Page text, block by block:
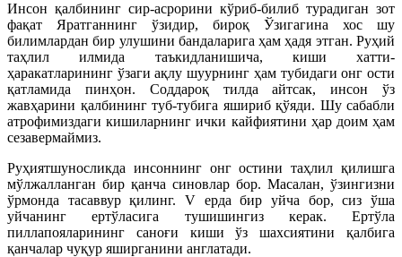
Инсон қалбининг сир-асрорини кўриб-билиб турадиган зот
фақат Яратганнинг ўзидир, бироқ Ўзигагина хос шу
билимлардан бир улушини бандаларига ҳам ҳадя этган. Руҳий
таҳлил илмида таъкидланишича, киши хатти-
ҳаракатларининг ўзаги ақлу шуурнинг ҳам тубидаги онг ости
қатламида пинҳон. Соддароқ тилда айтсак, инсон ўз
жавҳарини қалбининг туб-тубига яшириб қўяди. Шу сабабли
атрофимиздаги кишиларнинг ички кайфиятини ҳар доим ҳам
сезавермаймиз.
Руҳиятшуносликда инсоннинг онг остини таҳлил қилишга
мўлжалланган бир қанча синовлар бор. Масалан, ўзингизни
ўрмонда тасаввур қилинг. V ерда бир уйча бор, сиз ўша
уйчанинг ертўласига тушишингиз керак. Ертўла
пиллапояларининг саноғи киши ўз шахсиятини қалбига
қанчалар чуқур яширганини англатади.